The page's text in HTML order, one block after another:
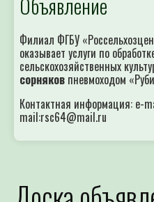
Объявление
Филиал ФГБУ
оказывает услуги по
сельскохозяйственных
сорняков пневмоходом
Контактная информация: e-
mail:rsc64@mail.ru